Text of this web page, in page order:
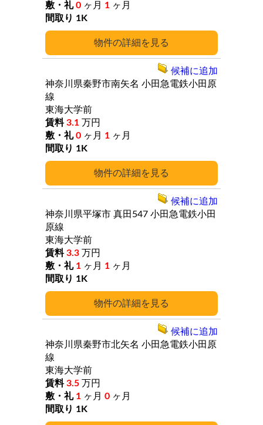
詳細
0 ヶ月 1 ヶ月
1K
詳細
神奈川県秦野市南矢名 小田急電鉄小田原
線
東海大学前
3.1 万円
0 ヶ月 1 ヶ月
1K
候補に追加
詳細
神奈川県平塚市 真田547 小田急電鉄小田
原線
東海大学前
3.3 万円
1 ヶ月 1 ヶ月
1K
候補に追加
神奈川県秦野市北矢名 小田急電鉄小田原
線
東海大学前
3.5 万円
1 ヶ月 0 ヶ月
1K
候補に追加